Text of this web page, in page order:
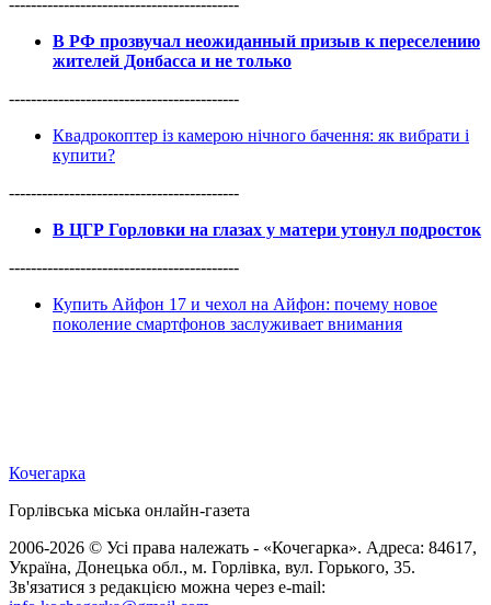
------------------------------------------
В РФ прозвучал неожиданный призыв к переселению
жителей Донбасса и не только
------------------------------------------
Квадрокоптер із камерою нічного бачення: як вибрати і
купити?
------------------------------------------
В ЦГР Горловки на глазах у матери утонул подросток
------------------------------------------
Купить Айфон 17 и чехол на Айфон: почему новое
поколение смартфонов заслуживает внимания
Кочегарка
Горлівська міська онлайн-газета
2006-2026 © Усі права належать - «Кочегарка». Адреса: 84617,
Україна, Донецька обл., м. Горлівка, вул. Горького, 35.
Зв'язатися з редакцією можна через e-mail: